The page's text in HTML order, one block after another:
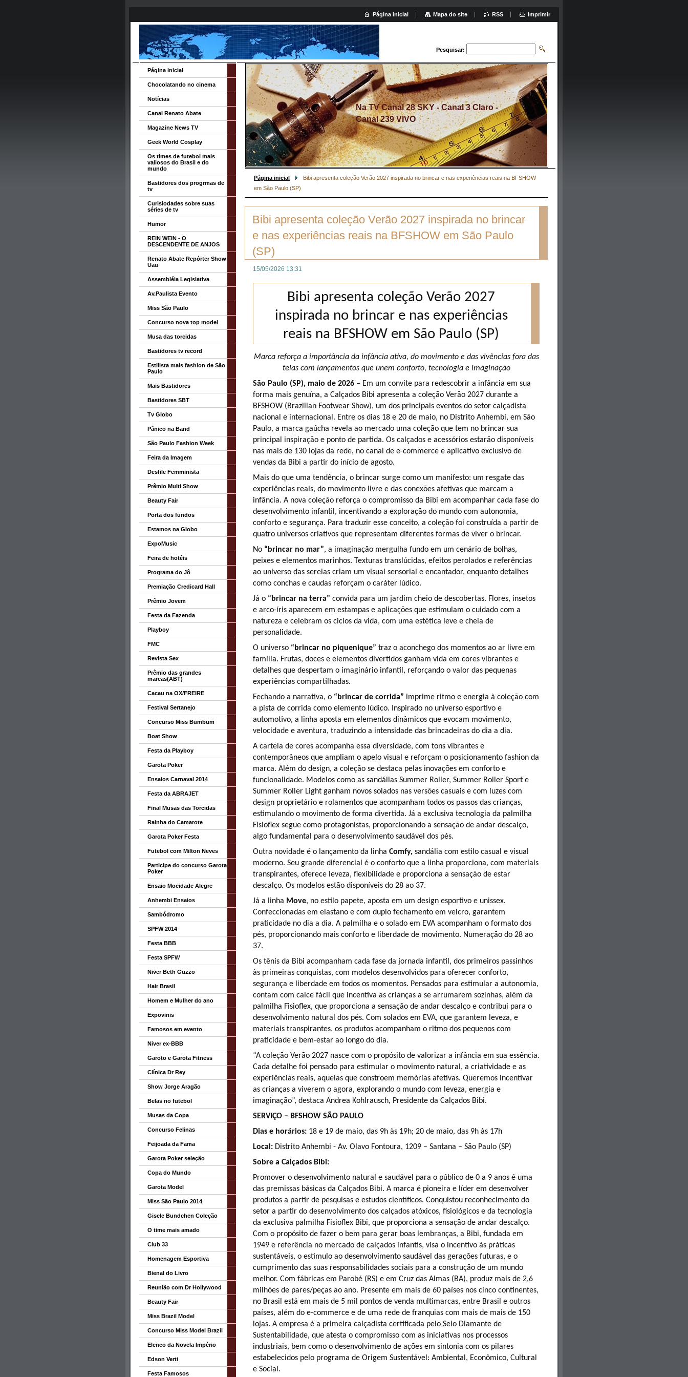
Pesquisar:
Na TV Canal 28 SKY - Canal 3 Claro -
Canal 239 VIVO
Página inicial
Bibi apresenta coleção Verão 2027 inspirada no brincar e nas experiências reais na BFSHOW
em São Paulo (SP)
Bibi apresenta coleção Verão 2027 inspirada no brincar
e nas experiências reais na BFSHOW em São Paulo
(SP)
15/05/2026 13:31
Bibi apresenta coleção Verão 2027
inspirada no brincar e nas experiências
reais na BFSHOW em São Paulo (SP)
Marca reforça a importância da infância ativa, do movimento e das vivências fora das
telas com lançamentos que unem conforto, tecnologia e imaginação
São Paulo (SP), maio de 2026 – Em um convite para redescobrir a infância em sua
forma mais genuína, a Calçados Bibi apresenta a coleção Verão 2027 durante a
BFSHOW (Brazilian Footwear Show), um dos principais eventos do setor calçadista
nacional e internacional. Entre os dias 18 e 20 de maio, no Distrito Anhembi, em São
Paulo, a marca gaúcha revela ao mercado uma coleção que tem no brincar sua
principal inspiração e ponto de partida. Os calçados e acessórios estarão disponíveis
nas mais de 130 lojas da rede, no canal de e-commerce e aplicativo exclusivo de
vendas da Bibi a partir do início de agosto.
Mais do que uma tendência, o brincar surge como um manifesto: um resgate das
experiências reais, do movimento livre e das conexões afetivas que marcam a
infância. A nova coleção reforça o compromisso da Bibi em acompanhar cada fase do
desenvolvimento infantil, incentivando a exploração do mundo com autonomia,
conforto e segurança. Para traduzir esse conceito, a coleção foi construída a partir de
quatro universos criativos que representam diferentes formas de viver o brincar.
No “brincar no mar”, a imaginação mergulha fundo em um cenário de bolhas,
peixes e elementos marinhos. Texturas translúcidas, efeitos perolados e referências
ao universo das sereias criam um visual sensorial e encantador, enquanto detalhes
como conchas e caudas reforçam o caráter lúdico.
Já o “brincar na terra” convida para um jardim cheio de descobertas. Flores, insetos
e arco-íris aparecem em estampas e aplicações que estimulam o cuidado com a
natureza e celebram os ciclos da vida, com uma estética leve e cheia de
personalidade.
O universo “brincar no piquenique” traz o aconchego dos momentos ao ar livre em
família. Frutas, doces e elementos divertidos ganham vida em cores vibrantes e
detalhes que despertam o imaginário infantil, reforçando o valor das pequenas
experiências compartilhadas.
Fechando a narrativa, o “brincar de corrida” imprime ritmo e energia à coleção com
a pista de corrida como elemento lúdico. Inspirado no universo esportivo e
automotivo, a linha aposta em elementos dinâmicos que evocam movimento,
velocidade e aventura, traduzindo a intensidade das brincadeiras do dia a dia.
A cartela de cores acompanha essa diversidade, com tons vibrantes e
contemporâneos que ampliam o apelo visual e reforçam o posicionamento fashion da
marca. Além do design, a coleção se destaca pelas inovações em conforto e
funcionalidade. Modelos como as sandálias Summer Roller, Summer Roller Sport e
Summer Roller Light ganham novos solados nas versões casuais e com luzes com
design proprietário e rolamentos que acompanham todos os passos das crianças,
estimulando o movimento de forma divertida. Já a exclusiva tecnologia da palmilha
Fisioflex segue como protagonistas, proporcionando a sensação de andar descalço,
algo fundamental para o desenvolvimento saudável dos pés.
Outra novidade é o lançamento da linha Comfy, sandália com estilo casual e visual
moderno. Seu grande diferencial é o conforto que a linha proporciona, com materiais
transpirantes, oferece leveza, flexibilidade e proporciona a sensação de estar
descalço. Os modelos estão disponíveis do 28 ao 37.
Já a linha Move, no estilo papete, aposta em um design esportivo e unissex.
Confeccionadas em elastano e com duplo fechamento em velcro, garantem
praticidade no dia a dia. A palmilha e o solado em EVA acompanham o formato dos
pés, proporcionando mais conforto e liberdade de movimento. Numeração do 28 ao
37.
Os tênis da Bibi acompanham cada fase da jornada infantil, dos primeiros passinhos
às primeiras conquistas, com modelos desenvolvidos para oferecer conforto,
segurança e liberdade em todos os momentos. Pensados para estimular a autonomia,
contam com calce fácil que incentiva as crianças a se arrumarem sozinhas, além da
palmilha Fisioflex, que proporciona a sensação de andar descalço e contribui para o
desenvolvimento natural dos pés. Com solados em EVA, que garantem leveza, e
materiais transpirantes, os produtos acompanham o ritmo dos pequenos com
praticidade e bem-estar ao longo do dia.
“A coleção Verão 2027 nasce com o propósito de valorizar a infância em sua essência.
Cada detalhe foi pensado para estimular o movimento natural, a criatividade e as
experiências reais, aquelas que constroem memórias afetivas. Queremos incentivar
as crianças a viverem o agora, explorando o mundo com leveza, energia e
imaginação”, destaca Andrea Kohlrausch, Presidente da Calçados Bibi.
SERVIÇO – BFSHOW SÃO PAULO
Dias e horários: 18 e 19 de maio, das 9h às 19h; 20 de maio, das 9h às 17h
Local: Distrito Anhembi - Av. Olavo Fontoura, 1209 – Santana – São Paulo (SP)
Sobre a Calçados Bibi:
Promover o desenvolvimento natural e saudável para o público de 0 a 9 anos é uma
das premissas básicas da Calçados Bibi. A marca é pioneira e líder em desenvolver
produtos a partir de pesquisas e estudos científicos. Conquistou reconhecimento do
setor a partir do desenvolvimento dos calçados atóxicos, fisiológicos e da tecnologia
da exclusiva palmilha Fisioflex Bibi, que proporciona a sensação de andar descalço.
Com o propósito de fazer o bem para gerar boas lembranças, a Bibi, fundada em
1949 e referência no mercado de calçados infantis, visa o incentivo às práticas
sustentáveis, o estímulo ao desenvolvimento saudável das gerações futuras, e o
cumprimento das suas responsabilidades sociais para a construção de um mundo
melhor. Com fábricas em Parobé (RS) e em Cruz das Almas (BA), produz mais de 2,6
milhões de pares/peças ao ano. Presente em mais de 60 países nos cinco continentes,
no Brasil está em mais de 5 mil pontos de venda multimarcas, entre Brasil e outros
países, além do e-commerce e de uma rede de franquias com mais de mais de 150
lojas. A empresa é a primeira calçadista certificada pelo Selo Diamante de
Sustentabilidade, que atesta o compromisso com as iniciativas nos processos
industriais, bem como o desenvolvimento de ações em sintonia com os pilares
estabelecidos pelo programa de Origem Sustentável: Ambiental, Econômico, Cultural
e Social.
Página inicial
Chocolatando no cinema
Notícias
Canal Renato Abate
Magazine News TV
Geek World Cosplay
Os times de futebol mais
valiosos do Brasil e do
mundo
Bastidores dos progrmas de
tv
Curisiodades sobre suas
séries de tv
Humor
REIN WEIN - O
DESCENDENTE DE ANJOS
Renato Abate Repórter Show
Uau
Assembléia Legislativa
Av.Paulista Evento
Miss São Paulo
Concurso nova top model
Musa das torcidas
Bastidores tv record
Estilista mais fashion de São
Paulo
Mais Bastidores
Bastidores SBT
Tv Globo
Pânico na Band
São Paulo Fashion Week
Feira da Imagem
Desfile Femminista
Prêmio Multi Show
Beauty Fair
Porta dos fundos
Estamos na Globo
ExpoMusic
Feira de hotéis
Programa do Jô
Premiação Credicard Hall
Prêmio Jovem
Festa da Fazenda
Playboy
FMC
Revista Sex
Prêmio das grandes
marcas(ABT)
Cacau na OX/FREIRE
Festival Sertanejo
Concurso Miss Bumbum
Boat Show
Festa da Playboy
Garota Poker
Ensaios Carnaval 2014
Festa da ABRAJET
Final Musas das Torcidas
Rainha do Camarote
Garota Poker Festa
Futebol com Milton Neves
Participe do concurso Garota
Poker
Ensaio Mocidade Alegre
Anhembi Ensaios
Sambódromo
SPFW 2014
Festa BBB
Festa SPFW
Niver Beth Guzzo
Hair Brasil
Homem e Mulher do ano
Expovinis
Famosos em evento
Niver ex-BBB
Garoto e Garota Fitness
Clínica Dr Rey
Show Jorge Aragão
Belas no futebol
Musas da Copa
Concurso Felinas
Feijoada da Fama
Garota Poker seleção
Copa do Mundo
Garota Model
Miss São Paulo 2014
Gisele Bundchen Coleção
O time mais amado
Club 33
Homenagem Esportiva
Bienal do Livro
Reunião com Dr Hollywood
Beauty Fair
Miss Brazil Model
Concurso Miss Model Brazil
Elenco da Novela Império
Edson Verti
Festa Famosos
Página inicial Mapa do site RSS Imprimir